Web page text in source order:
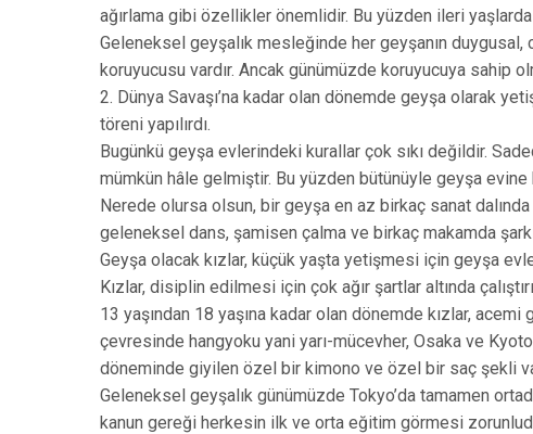
ağırlama gibi özellikler önemlidir. Bu yüzden ileri
Geleneksel geyşalık mesleğinde her geyşanın
koruyucusu vardır. Ancak günümüzde koruyucuya sahip
2. Dünya Savaşı’na kadar olan dönemde geyşa olarak
töreni yapılırdı.
Bugünkü geyşa evlerindeki kurallar çok sıkı değildir.
mümkün hâle gelmiştir. Bu yüzden bütünüyle geyşa evine
Nerede olursa olsun, bir geyşa en az birkaç sanat
geleneksel dans, şamisen çalma ve birkaç makamda
Geyşa olacak kızlar, küçük yaşta yetişmesi için geyşa
Kızlar, disiplin edilmesi için çok ağır şartlar altında
13 yaşından 18 yaşına kadar olan dönemde kızlar,
çevresinde hangyoku yani yarı-mücevher, Osaka ve
döneminde giyilen özel bir kimono ve özel bir saç şekli
Geleneksel geyşalık günümüzde Tokyo’da tamamen
kanun gereği herkesin ilk ve orta eğitim görmesi